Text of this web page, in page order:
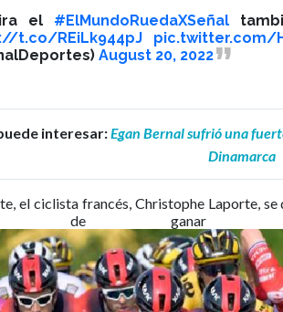
el #ElMundoRuedaXSeñal
t.co/REiLk944pJ
pic.twitter.com/
August 20, 2022
interesar:Egan Bernal sufrió una
Dinamarca
el ciclista francés, Christophe Laporte,
de ganar